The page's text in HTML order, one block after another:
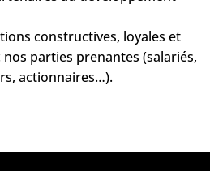
constructives, loyales et
parties prenantes (salariés,
actionnaires…).